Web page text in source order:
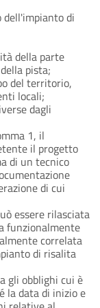
dell'impianto di
della parte
pista;
del territorio,
locali;
dagli
1, il
il progetto
di un tecnico
di cui
essere rilasciata
funzionalmente
correlata
di risalita
gli obblighi cui è
la data di inizio e